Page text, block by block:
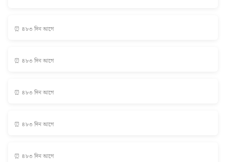
⏰ ৪৮৩ দিন আগে
⏰ ৪৮৩ দিন আগে
⏰ ৪৮৩ দিন আগে
⏰ ৪৮৩ দিন আগে
⏰ ৪৮৩ দিন আগে